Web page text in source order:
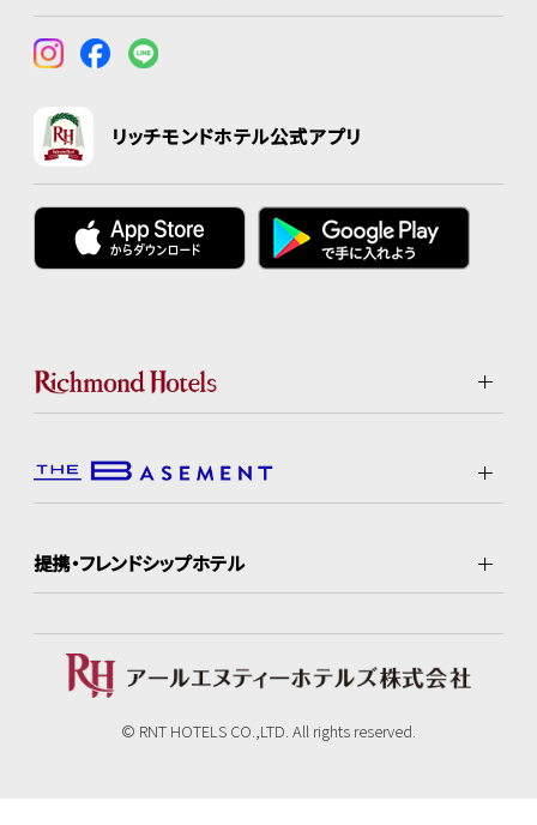
リッチモンドホテル公式アプリ
提携・フレンドシップホテル
© RNT HOTELS CO.,LTD. All rights reserved.